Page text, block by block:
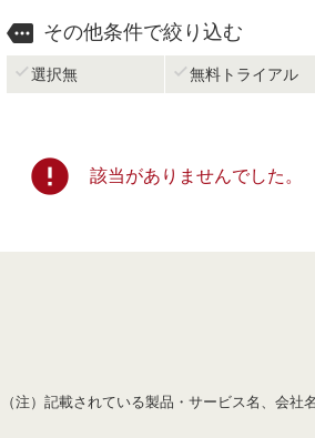
 その他条件で絞り込む
 選択無  無料トライアル
error 該当がありませんでした。
（注）記載されている製品・サービス名、会社